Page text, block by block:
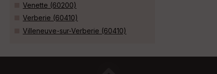
Venette (60200)
Verberie (60410)
Villeneuve-sur-Verberie (60410)